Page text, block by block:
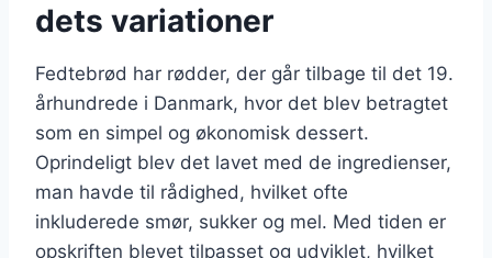
dets variationer
Fedtebrød har rødder, der går tilbage til det 19.
århundrede i Danmark, hvor det blev betragtet
som en simpel og økonomisk dessert.
Oprindeligt blev det lavet med de ingredienser,
man havde til rådighed, hvilket ofte
inkluderede smør, sukker og mel. Med tiden er
opskriften blevet tilpasset og udviklet, hvilket